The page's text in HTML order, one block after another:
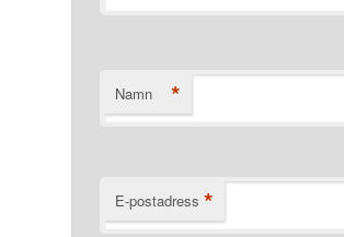
Namn *
E-postadress *